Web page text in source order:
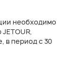
необходимо
в период с 30